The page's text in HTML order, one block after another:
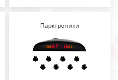
Парктроники